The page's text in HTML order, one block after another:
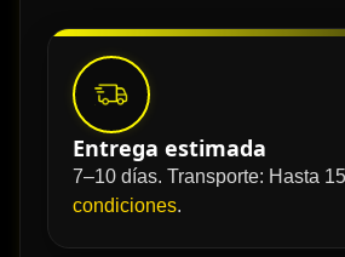
Entrega estimada
7–10 días. Transporte: Hasta
condiciones.